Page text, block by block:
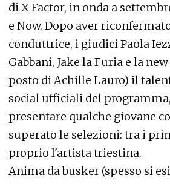
di X Factor, in onda a
e Now. Dopo aver
conduttrice, i giudici Paola
Gabbani, Jake la Furia e la
posto di Achille Lauro) il
social ufficiali del
presentare qualche giovane
superato le selezioni: tra i
proprio l'artista triestina.
Anima da busker (spesso si